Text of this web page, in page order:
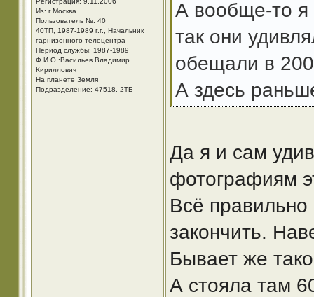
Из: г.Москва
Пользователь №: 40
40ТП, 1987-1989 г.г., Начальник
гарнизонного телецентра
Период службы: 1987-1989
Ф.И.О.:Васильев Владимир
Кириллович
На планете Земля
Подразделение: 47518, 2ТБ
А вообще-то я
так они
обещали в
А здесь
Да я и сам
фотографиям
Всё
закончить.
Бывает же
А стояла там